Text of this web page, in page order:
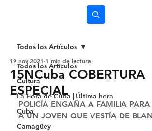
Todos los Artículos
Cultura
La Hora de Cuba | Última hora
Cuba
Camagüey
Todos los Artículos
15NCuba COBERTURA
ESPECIAL
19 nov 2021 1 min de lectura
POLICÍA ENGAÑA A FAMILIA PARA
A UN JOVEN QUE VESTÍA DE